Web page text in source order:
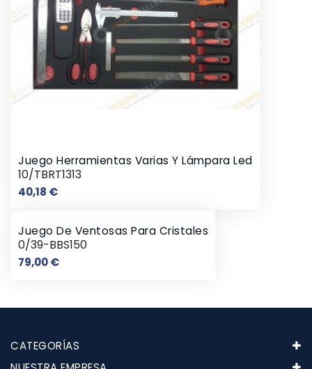
Juego Herramientas Varias Y Lámpara Led
10/TBRT1313
40,18 €Precio
Juego De Ventosas Para Cristales
0/39-BBS150
79,00 €Precio
CATEGORÍAS